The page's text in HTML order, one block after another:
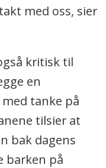
med oss, sier
kritisk til
en
tanke på
tilsier at
bak dagens
barken på